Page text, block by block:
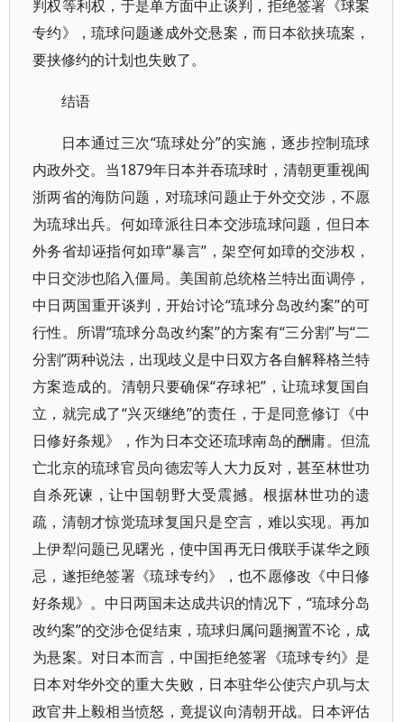
判权等利权，于是单方面中止谈判，拒绝签署《球案
专约》，琉球问题遂成外交悬案，而日本欲挟琉案，
要挟修约的计划也失败了。
结语
日本通过三次“琉球处分”的实施，逐步控制琉球
内政外交。当1879年日本并吞琉球时，清朝更重视闽
浙两省的海防问题，对琉球问题止于外交交涉，不愿
为琉球出兵。何如璋派往日本交涉琉球问题，但日本
外务省却诬指何如璋“暴言”，架空何如璋的交涉权，
中日交涉也陷入僵局。美国前总统格兰特出面调停，
中日两国重开谈判，开始讨论“琉球分岛改约案”的可
行性。所谓“琉球分岛改约案”的方案有“三分割”与“二
分割”两种说法，出现歧义是中日双方各自解释格兰特
方案造成的。清朝只要确保“存球祀”，让琉球复国自
立，就完成了“兴灭继绝”的责任，于是同意修订《中
日修好条规》，作为日本交还琉球南岛的酬庸。但流
亡北京的琉球官员向德宏等人大力反对，甚至林世功
自杀死谏，让中国朝野大受震撼。根据林世功的遗
疏，清朝才惊觉琉球复国只是空言，难以实现。再加
上伊犁问题已见曙光，使中国再无日俄联手谋华之顾
忌，遂拒绝签署《琉球专约》，也不愿修改《中日修
好条规》。中日两国未达成共识的情况下，“琉球分岛
改约案”的交涉仓促结束，琉球归属问题搁置不论，成
为悬案。对日本而言，中国拒绝签署《琉球专约》是
日本对华外交的重大失败，日本驻华公使宍户玑与太
政官井上毅相当愤怒，竟提议向清朝开战。日本评估